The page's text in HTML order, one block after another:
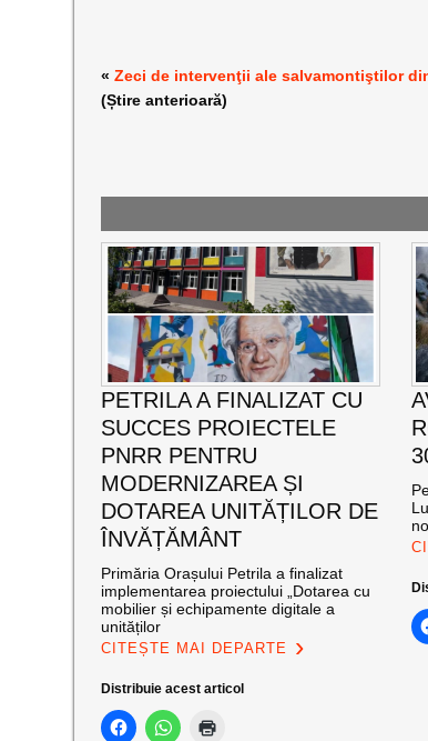
«Zeci de intervenţii ale salvamontiştilor
(Știre anterioară)
PETRILA A FINALIZAT CU
SUCCES PROIECTELE
PNRR PENTRU
MODERNIZAREA ȘI
DOTAREA UNITĂȚILOR DE
ÎNVĂȚĂMÂNT
Primăria Orașului Petrila a finalizat
implementarea proiectului „Dotarea cu
mobilier și echipamente digitale a
unităților
CITEȘTE MAI DEPARTE
Distribuie acest articol